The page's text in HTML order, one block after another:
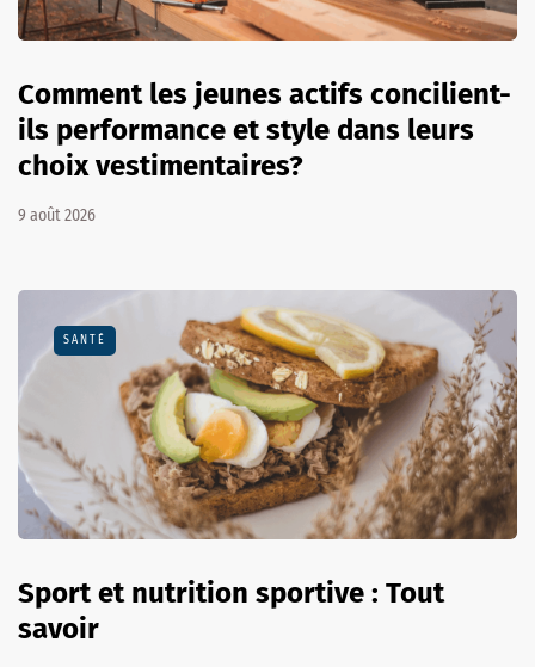
Comment les jeunes actifs concilient-
ils performance et style dans leurs
choix vestimentaires?
9 août 2026
SANTÉ
Sport et nutrition sportive : Tout
savoir